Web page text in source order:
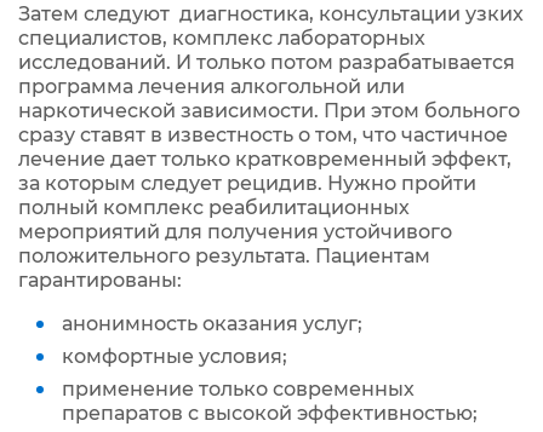
Затем следуют диагностика, консультации узких
специалистов, комплекс лабораторных
исследований. И только потом разрабатывается
программа лечения алкогольной или
наркотической зависимости. При этом больного
сразу ставят в известность о том, что частичное
лечение дает только кратковременный эффект,
за которым следует рецидив. Нужно пройти
полный комплекс реабилитационных
мероприятий для получения устойчивого
положительного результата. Пациентам
гарантированы:
анонимность оказания услуг;
комфортные условия;
применение только современных
препаратов с высокой эффективностью;